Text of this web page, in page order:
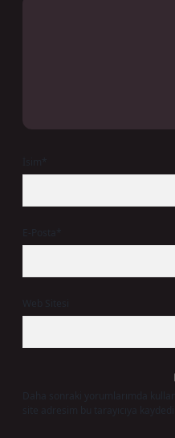
Daha sonraki yorumlarımda